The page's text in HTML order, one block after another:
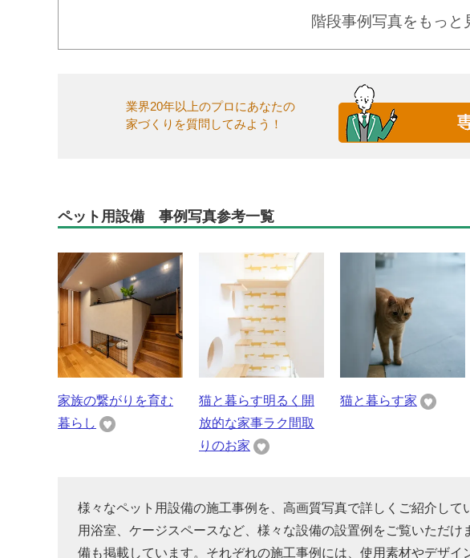
階段事例写真をもっと
業界20年以上のプロにあなたの
家づくりを質問してみよう！
ペット用設備 事例写真参考一覧
家族の繋がりを育む
暮らし
猫と暮らす明るく開
放的な家事ラク間取
りのお家
猫と暮らす家
様々なペット用設備の施工事例を、高画質写真で詳しくご紹介して
用浴室、ケージスペースなど、様々な設備の設置例をご覧いただ
備も掲載しています。それぞれの施工事例には、使用素材やデザ